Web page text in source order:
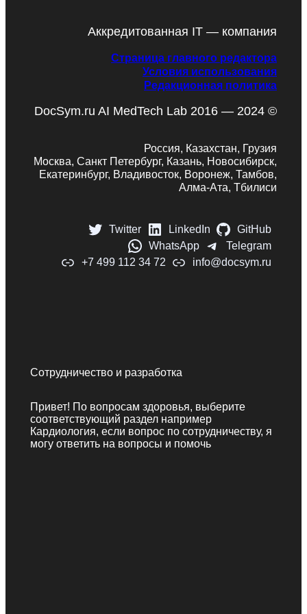
Аккредитованная IT — компания
Страница главного редактора
Условия использования
Редакционная политика
DocSym.ru AI MedTech Lab 2016 — 2024 ©
Россия, Казахстан, Грузия
Москва, Санкт Петербург, Казань, Новосибирск,
Екатеринбург, Владивосток, Воронеж, Тамбов,
Алма-Ата, Тбилиси
Twitter LinkedIn
GitHub
WhatsApp
Telegram
+7 499 112 34 72
info@docsym.ru
Сотрудничество и разработка
Привет! По вопросам здоровья, выберите
соответствующий раздел например
Кардиология, если вопрос по сотрудничеству, я
могу ответить на вопросы и помочь